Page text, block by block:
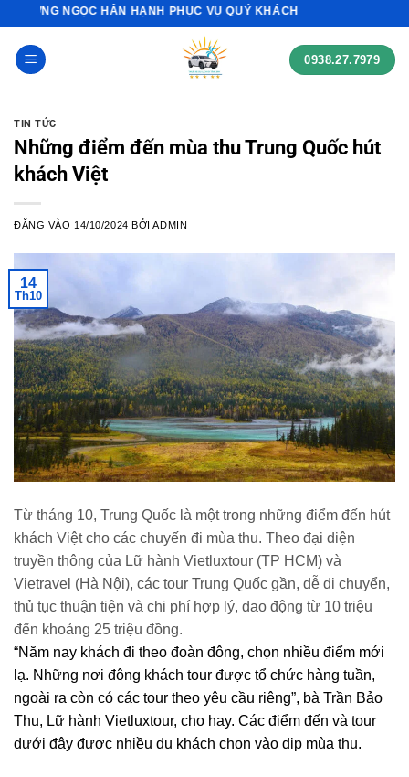
nội
dung
NGỌC HÂN HẠNH PHỤC VỤ QUÝ KHÁCH
0938.27.7979
TIN TỨC
Những điểm đến mùa thu Trung Quốc hút
khách Việt
ĐĂNG VÀO 14/10/2024 BỞIADMIN
14
Th10
Từ tháng 10, Trung Quốc là một trong những điểm đến hút
khách Việt cho các chuyến đi mùa thu. Theo đại diện
truyền thông của Lữ hành Vietluxtour (TP HCM) và
Vietravel (Hà Nội), các tour Trung Quốc gần, dễ di chuyển,
thủ tục thuận tiện và chi phí hợp lý, dao động từ 10 triệu
đến khoảng 25 triệu đồng.
“Năm nay khách đi theo đoàn đông, chọn nhiều điểm mới
lạ. Những nơi đông khách tour được tổ chức hàng tuần,
ngoài ra còn có các tour theo yêu cầu riêng”, bà Trần Bảo
Thu, Lữ hành Vietluxtour, cho hay. Các điểm đến và tour
dưới đây được nhiều du khách chọn vào dịp mùa thu.